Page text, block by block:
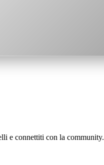
e connettiti con la community.